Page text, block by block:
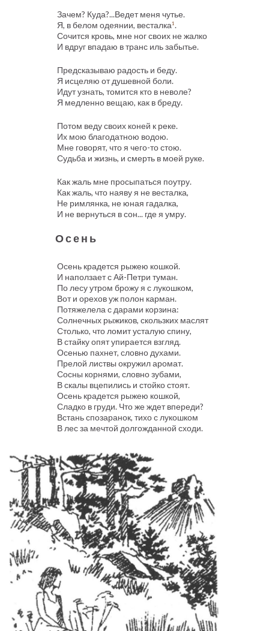
Зачем? Куда?...Ведет меня чутье.
Я, в белом одеянии, весталка1 .
Сочится кровь, мне ног своих не жалко
И вдруг впадаю в транс иль забытье.
Предсказываю радость и беду.
Я исцеляю от душевной боли.
Идут узнать, томится кто в неволе?
Я медленно вещаю, как в бреду.
Потом веду своих коней к реке.
Их мою благодатною водою.
Мне говорят, что я чего-то стою.
Судьба и жизнь, и смерть в моей руке.
Как жаль мне просыпаться поутру.
Как жаль, что наяву я не весталка,
Не римлянка, не юная гадалка,
И не вернуться в сон... где я умру.
Осень
Осень крадется рыжею кошкой.
И наползает с Ай-Петри туман.
По лесу утром брожу я с лукошком,
Вот и орехов уж полон карман.
Потяжелела с дарами корзина:
Солнечных рыжиков, скользких маслят
Столько, что ломит усталую спину,
В стайку опят упирается взгляд.
Осенью пахнет, словно духами.
Прелой листвы окружил аромат.
Сосны корнями, словно зубами,
В скалы вцепились и стойко стоят.
Осень крадется рыжею кошкой,
Сладко в груди. Что же ждет впереди?
Встань спозаранок, тихо с лукошком
В лес за мечтой долгожданной сходи.